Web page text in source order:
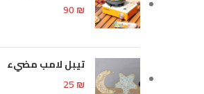
90₪
تيبل لامب مضيء
25₪